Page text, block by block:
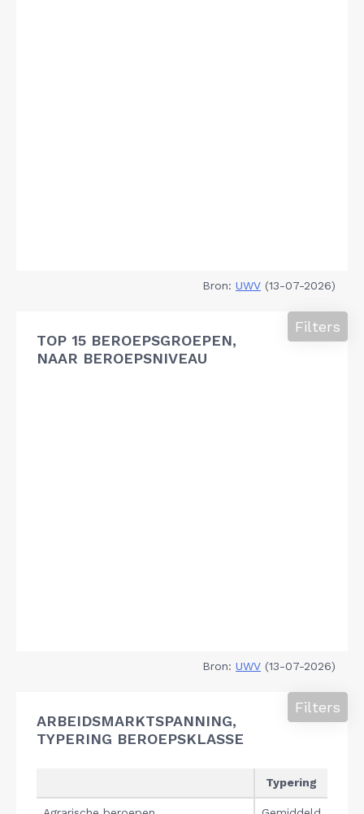
Bron: UWV (13-07-2026)
TOP 15 BEROEPSGROEPEN,
NAAR BEROEPSNIVEAU
Filters
Bron: UWV (13-07-2026)
ARBEIDSMARKTSPANNING,
TYPERING BEROEPSKLASSE
Filters